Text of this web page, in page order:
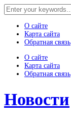
О сайте
Карта сайта
Обратная связь
О сайте
Карта сайта
Обратная связь
Новости